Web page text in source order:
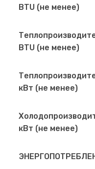
BTU (не менее)
BTU (не менее)
кВт (не менее)
кВт (не менее)